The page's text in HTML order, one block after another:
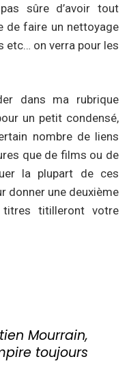
sûre d’avoir tout
de faire un nettoyage
etc… on verra pour les
dans ma rubrique
un petit condensé,
nombre de liens
que de films ou de
la plupart de ces
donner une deuxième
titilleront votre
Mourrain,
toujours